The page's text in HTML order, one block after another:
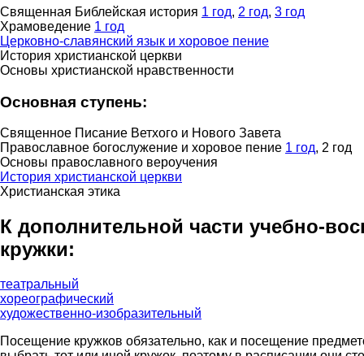
Священная Библейская история 1 год, 2 год, 3 год
Храмоведение 1 год
Церковно-славянский язык и хоровое пение
История христианской церкви
Основы христианской нравственности
Основная ступень:
Священное Писание Ветхого и Нового Завета
Православное богослужение и хоровое пение 1 год, 2 год
Основы православного вероучения
История христианской церкви
Христианская этика
К дополнительной части учебно-
кружки:
театральный
хореографический
художественно-изобразительный
Посещение кружков обязательно, как и посещение